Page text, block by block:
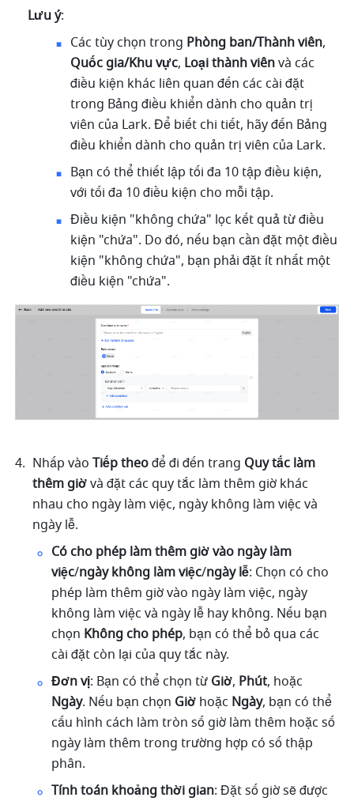
Lưu ý:
Các tùy chọn trong Phòng ban/Thành viên
Quốc gia/Khu vực, Loại thành viên và các
điều kiện khác liên quan đến các cài đặt
trong Bảng điều khiển dành cho quản trị
viên của Lark. Để biết chi tiết, hãy đến Bảng
điều khiển dành cho quản trị viên của Lark.
Bạn có thể thiết lập tối đa 10 tập điều kiện,
với tối đa 10 điều kiện cho mỗi tập.
Điều kiện "không chứa" lọc kết quả từ điều
kiện "chứa". Do đó, nếu bạn cần đặt một điều
kiện "không chứa", bạn phải đặt ít nhất một
điều kiện "chứa".
Nhấp vào Tiếp theo để đi đến trang Quy tắc làm
thêm giờ và đặt các quy tắc làm thêm giờ khác
nhau cho ngày làm việc, ngày không làm việc và
ngày lễ.
Có cho phép làm thêm giờ vào ngày làm
việc/ngày không làm việc/ngày lễ: Chọn có cho
phép làm thêm giờ vào ngày làm việc, ngày
không làm việc và ngày lễ hay không. Nếu bạn
chọn Không cho phép, bạn có thể bỏ qua các
cài đặt còn lại của quy tắc này.
Đơn vị: Bạn có thể chọn từ Giờ, Phút
Ngày. Nếu bạn chọn Giờ hoặc Ngày, bạn có thể
cấu hình cách làm tròn số giờ làm thêm hoặc số
ngày làm thêm trong trường hợp có số thập
phân.
Tính toán khoảng thời gian: Đặt số giờ sẽ được